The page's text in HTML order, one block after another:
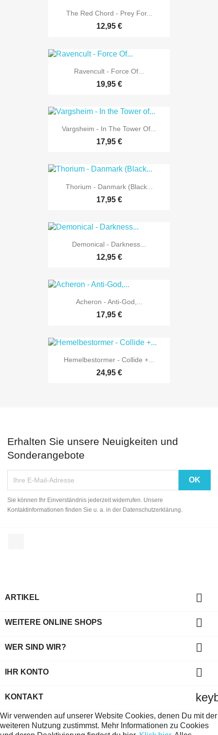
The Red Chord - Prey For...
12,95 €
Ravencult - Force Of...
19,95 €
Vargsheim - In The Tower Of...
17,95 €
Thorium - Danmark (Black...
17,95 €
Demonical - Darkness...
12,95 €
Acheron - Anti-God,...
17,95 €
Hemelbestormer - Collide +...
24,95 €
Erhalten Sie unsere Neuigkeiten und
Sonderangebote
Sie können Ihr Einverständnis jederzeit widerrufen. Unsere
Kontaktinformationen finden Sie u. a. in der Datenschutzerklärung.
ARTIKEL 
WEITERE ONLINE SHOPS 
WER SIND WIR? 
IHR KONTO 
KONTAKT
Wir verwenden auf unserer Website Cookies, denen Du mit der
weiteren Nutzung zustimmst. Mehr Informationen zu Cookies